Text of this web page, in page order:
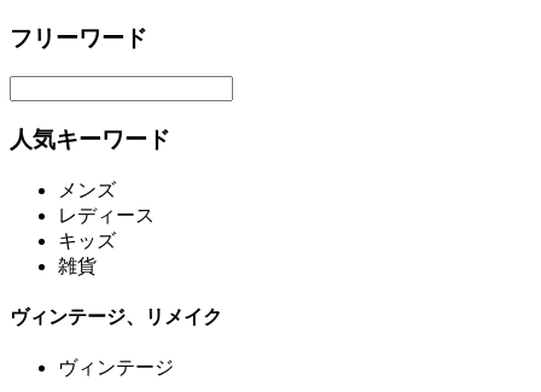
フリーワード
人気キーワード
メンズ
レディース
キッズ
雑貨
ヴィンテージ、リメイク
ヴィンテージ